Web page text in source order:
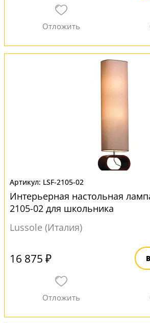
LSF-2105-02
Интерьерная настольная
2105-02 для школьника
Lussole (Италия)
16 875 ₽